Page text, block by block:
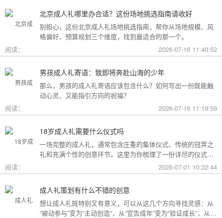
北京成人礼哪里办合适？这份场地挑选指南请收好
别担心，这份北京成人礼场地挑选指南，帮你从场地规模、风
格偏好、预算规划三个维度，找到最适合的那一个。
阅读：
2026-07-16 11:40:52
男孩成人礼寄语：致即将奔赴山海的少年
那么，男孩的成人礼寄语应该包含什么？如何写出一份既能触
动心灵、又能指引方向的祝福？
阅读：
2026-07-16 11:19:59
18岁成人礼需要什么仪式吗
一场完整的成人礼，通常包含庄重的集体仪式、传统的冠笄之
礼和充满个性的创意环节。这里为你梳理了一份详尽的仪式清
阅读： 2026-07-01 10:32:44
成人礼策划有什么不错的创意
想让成人礼既特别又有意义，可以从这几个方向寻找灵感：从
“被动参与”变为“主动创造”，从“宣告成年”变为“验证成长”，从